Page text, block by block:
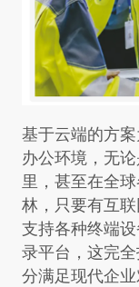
基于云端的方
办公环境，无
里，甚至在全
林，只要有互
支持各种终端
录平台，这完
分满足现代企业